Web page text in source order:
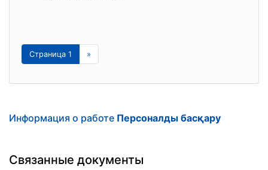
Страница 1 »
Информация о работе Персоналды басқару
Связанные документы